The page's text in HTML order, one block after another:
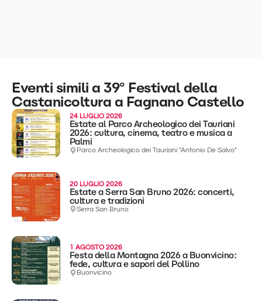
Eventi simili a 39° Festival della
Castanicoltura a Fagnano Castello
24 LUGLIO 2026
Estate al Parco Archeologico dei Tauriani
2026: cultura, cinema, teatro e musica a
Palmi
Parco Archeologico dei Tauriani "Antonio De Salvo"
20 LUGLIO 2026
Estate a Serra San Bruno 2026: concerti,
cultura e tradizioni
Serra San Bruno
1 AGOSTO 2026
Festa della Montagna 2026 a Buonvicino:
fede, cultura e sapori del Pollino
Buonvicino